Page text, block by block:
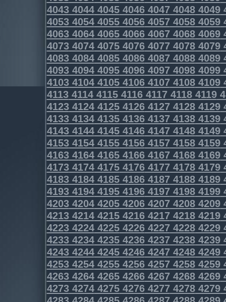
4043404440454046404740484049
4053405440554056405740584059
4063406440654066406740684069
4073407440754076407740784079
4083408440854086408740884089
4093409440954096409740984099
4103410441054106410741084109
4113411441154116411741184119
4123412441254126412741284129
4133413441354136413741384139
4143414441454146414741484149
4153415441554156415741584159
4163416441654166416741684169
4173417441754176417741784179
4183418441854186418741884189
4193419441954196419741984199
4203420442054206420742084209
4213421442154216421742184219
4223422442254226422742284229
4233423442354236423742384239
4243424442454246424742484249
4253425442554256425742584259
4263426442654266426742684269
4273427442754276427742784279